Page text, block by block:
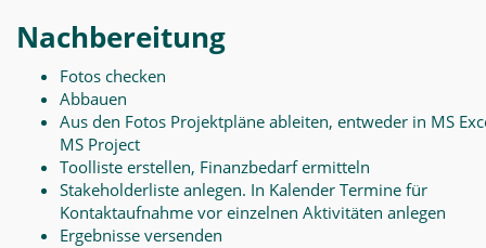
Nachbereitung
Fotos checken
Abbauen
Aus den Fotos Projektpläne ableiten, entweder in MS
MS Project
Toolliste erstellen, Finanzbedarf ermitteln
Stakeholderliste anlegen. In Kalender Termine für
Kontaktaufnahme vor einzelnen Aktivitäten anlegen
Ergebnisse versenden